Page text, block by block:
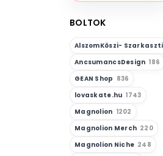
BOLTOK
AlszomKöszi-
AncsumancsDesign 186
GEAN Shop 836
lovaskate.hu 1743
Magnolion 1202
Magnolion Merch 220
Magnolion Niche 248